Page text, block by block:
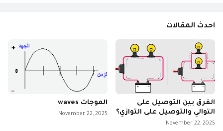
احدث المقالات
الفرق بين التوصيل على
التوالي والتوصيل على التوازي؟
November 22, 2025
الموجات waves
November 22, 2025